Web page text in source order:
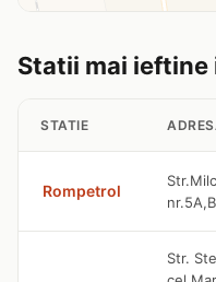
Statii mai ieftine
STATIE
Rompetrol
Str.